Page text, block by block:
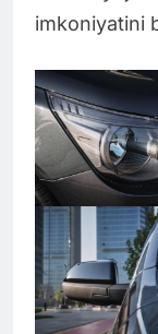
imkoniyatini